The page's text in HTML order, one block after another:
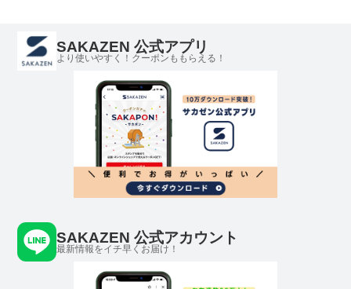
SAKAZEN 公式アプリ
より使いやすく！クーポンももらえる！
SAKAZEN 公式アカウント
最新情報をイチ早くお届け！